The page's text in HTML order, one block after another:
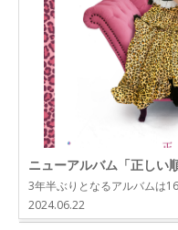
ニューアルバム「正しい
3年半ぶりとなるアルバムは
2024.06.22